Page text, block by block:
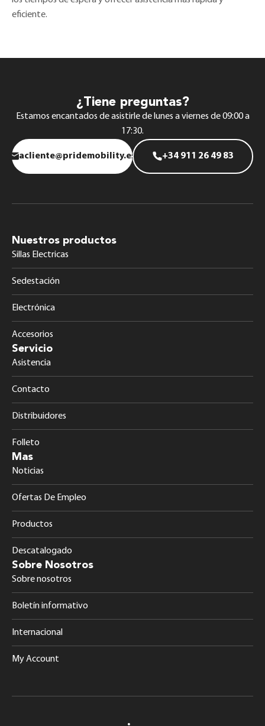
eficiente.
¿Tiene preguntas?
Estamos encantados de asistirle de lunes a viernes de 09:00 a
17:30.
acliente@pridemobility.es +34 911 26 49 83
Nuestros productos
Sillas Electricas
Sedestación
Electrónica
Accesorios
Servicio
Asistencia
Contacto
Distribuidores
Folleto
Mas
Noticias
Ofertas De Empleo
Productos
Descatalogado
Sobre Nosotros
Sobre nosotros
Boletín informativo
Internacional
My Account